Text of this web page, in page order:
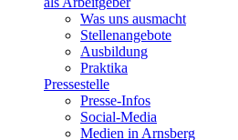
Was uns ausmacht
Stellenangebote
Ausbildung
Praktika
Pressestelle
Presse-Infos
Social-Media
Medien in Arnsberg